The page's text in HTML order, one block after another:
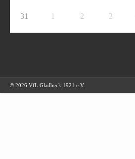
31 1 2 3
© 2026 VfL Gladbeck 1921 e.V.